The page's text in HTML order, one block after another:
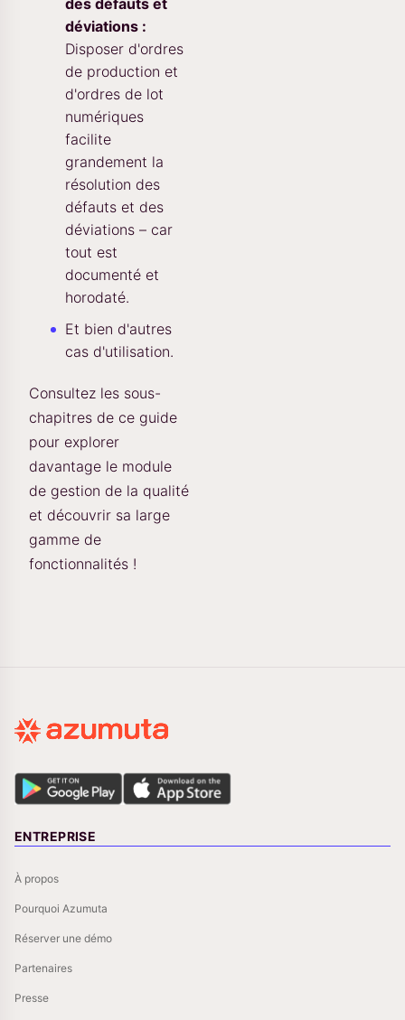
des défauts et
déviations :
Disposer d'ordres
de production et
d'ordres de lot
numériques
facilite
grandement la
résolution des
défauts et des
déviations – car
tout est
documenté et
horodaté.
Et bien d'autres
cas d'utilisation.
Consultez les sous-
chapitres de ce guide
pour explorer
davantage le module
de gestion de la qualité
et découvrir sa large
gamme de
fonctionnalités !
ENTREPRISE
À propos
Pourquoi Azumuta
Réserver une démo
Partenaires
Presse